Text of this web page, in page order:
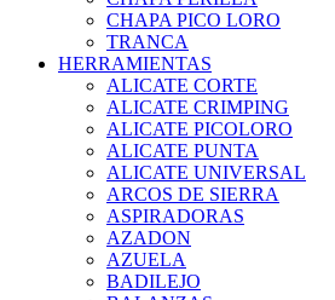
CHAPA PICO LORO
TRANCA
HERRAMIENTAS
ALICATE CORTE
ALICATE CRIMPING
ALICATE PICOLORO
ALICATE PUNTA
ALICATE UNIVERSAL
ARCOS DE SIERRA
ASPIRADORAS
AZADON
AZUELA
BADILEJO